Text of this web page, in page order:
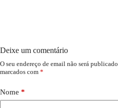
Deixe um comentário
O seu endereço de email não será publicado.
marcados com *
Nome *